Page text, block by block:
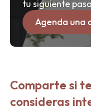
tu siguiente paso
Agenda una
Comparte si
consideras